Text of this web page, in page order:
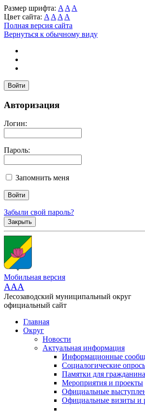
Размер шрифта: A A A
Цвет сайта: A A A A
Полная версия сайта
Вернуться к обычному виду
Войти
Авторизация
Логин:
Пароль:
Запомнить меня
Забыли свой пароль?
Закрыть
Мобильная версия
AAA
Лесозаводский муниципальный округ
официальный сайт
Главная
Округ
Новости
Актуальная информация
Информационные
Социалогические
Памятки для гражданина
Мероприятия и проекты
Официальные
Официальные визиты и